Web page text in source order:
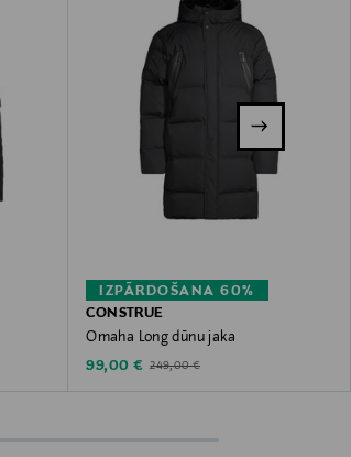
IZPĀRDOŠANA 60%
CONSTRUE
Omaha Long dūnu jaka
Discounted Price
99,00 € Original Price
249,00 €